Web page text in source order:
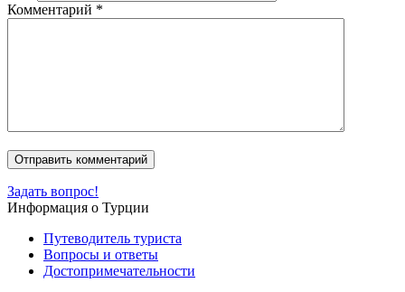
Комментарий *
Задать вопрос!
Информация о Турции
Путеводитель туриста
Вопросы и ответы
Достопримечательности